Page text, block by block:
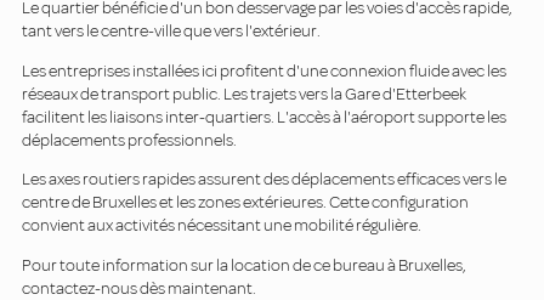
Le quartier bénéficie d'un bon desservage par les voies d'accès rapide,
tant vers le centre-ville que vers l'extérieur.
Les entreprises installées ici profitent d'une connexion fluide avec les
réseaux de transport public. Les trajets vers la Gare d'Etterbeek
facilitent les liaisons inter-quartiers. L'accès à l'aéroport supporte les
déplacements professionnels.
Les axes routiers rapides assurent des déplacements efficaces vers le
centre de Bruxelles et les zones extérieures. Cette configuration
convient aux activités nécessitant une mobilité régulière.
Pour toute information sur la location de ce bureau à Bruxelles,
contactez-nous dès maintenant.